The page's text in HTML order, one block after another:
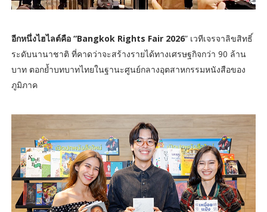
อีกหนึ่งไฮไลต์คือ “Bangkok Rights Fair 2026” เวทีเจรจาลิขสิทธิ์
ระดับนานาชาติ ที่คาดว่าจะสร้างรายได้ทางเศรษฐกิจกว่า 90 ล้าน
บาท ตอกย้ำบทบาทไทยในฐานะศูนย์กลางอุตสาหกรรมหนังสือของ
ภูมิภาค